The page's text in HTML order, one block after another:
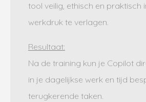
tool veilig, ethisch en praktisch
werkdruk te verlagen.
Resultaat:
Na de training kun je Copilot
in je dagelijkse werk en tijd
terugkerende taken.